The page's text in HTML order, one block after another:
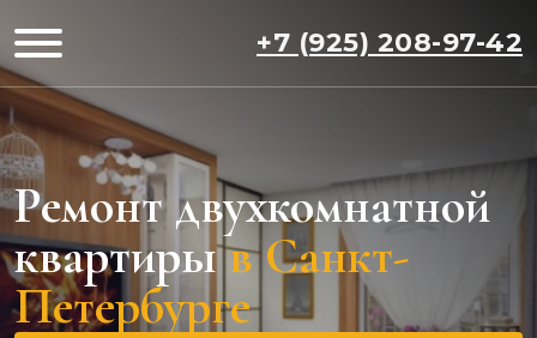
+7 (925) 208-97-42
Ремонт двухкомнатной
квартиры в Санкт-
Петербурге